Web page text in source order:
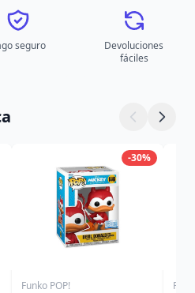
seguro
Devoluciones
fáciles
-30%
Funko POP!